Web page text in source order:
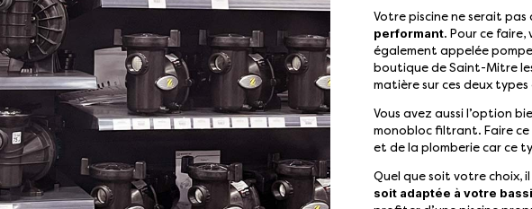
Votre piscine ne serait
performant. Pour ce faire,
également appelée
boutique de Saint-Mitre
matière sur ces deux
Vous avez aussi l’option
monobloc filtrant. Faire ce
et de la plomberie car ce
Quel que soit votre choix,
soit adaptée à votre